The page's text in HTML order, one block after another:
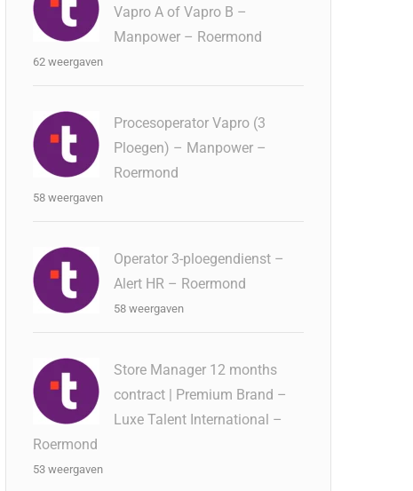
Vapro A of Vapro B –
Manpower – Roermond
62 weergaven
Procesoperator Vapro (3
Ploegen) – Manpower –
Roermond
58 weergaven
Operator 3-ploegendienst –
Alert HR – Roermond
58 weergaven
Store Manager 12 months
contract | Premium Brand –
Luxe Talent International –
Roermond
53 weergaven